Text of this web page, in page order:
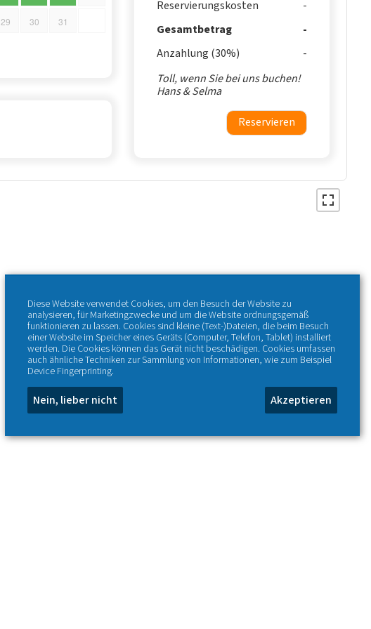
29 30 31
Reservierungskosten
Gesamtbetrag
Anzahlung (30%)
Toll, wenn Sie bei uns buchen!
Hans & Selma
Reservieren
Diese Website verwendet Cookies, um den Besuch der Website zu
analysieren, für Marketingzwecke und um die Website ordnungsgemäß
funktionieren zu lassen. Cookies sind kleine (Text-)Dateien, die beim Besuch
einer Website im Speicher eines Geräts (Computer, Telefon, Tablet) installiert
werden. Die Cookies können das Gerät nicht beschädigen. Cookies umfassen
auch ähnliche Techniken zur Sammlung von Informationen, wie zum Beispiel
Device Fingerprinting.
Nein, lieber nicht Akzeptieren